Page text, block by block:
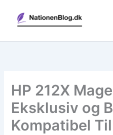
indholdet
HP 212X
Eksklusiv og
Kompatibel